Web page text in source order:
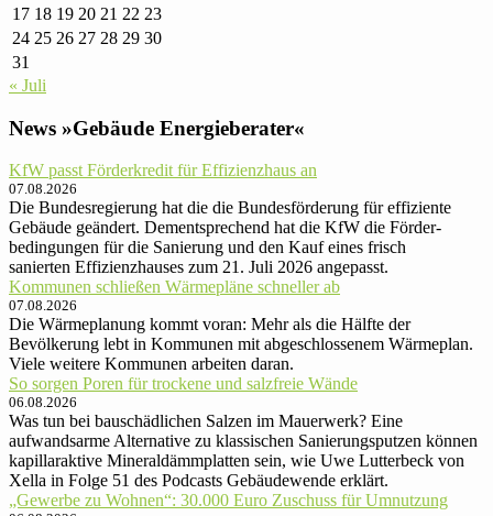
17 18 19 20 21 22 23
24 25 26 27 28 29 30
31
« Juli
News »Gebäude Energieberater«
KfW passt Förderkredit für Effizienzhaus an
07.08.2026
Die Bundesregierung hat die die Bundes­förderung für effiziente
Gebäude geändert. Dementsprechend hat die KfW die Förder­
bedingungen für die Sanierung und den Kauf eines frisch
sanierten Effizienzhauses‍‌ zum 21. Juli 2026 angepasst.
Kommunen schließen Wärmepläne schneller ab
07.08.2026
Die Wärmeplanung kommt voran: Mehr als die Hälfte der
Bevölkerung lebt in Kommunen mit abgeschlossenem Wärmeplan.
Viele weitere Kommunen arbeiten daran.
So sorgen Poren für trockene und salzfreie Wände
06.08.2026
Was tun bei bauschädlichen Salzen im Mauerwerk? Eine
aufwandsarme Alternative zu klassischen Sanierungsputzen können
kapillaraktive Mineraldämmplatten sein, wie Uwe Lutterbeck von
Xella in Folge 51 des Podcasts Gebäudewende erklärt.
„Gewerbe zu Wohnen“: 30.000 Euro Zu­schuss für Um­nut­zung